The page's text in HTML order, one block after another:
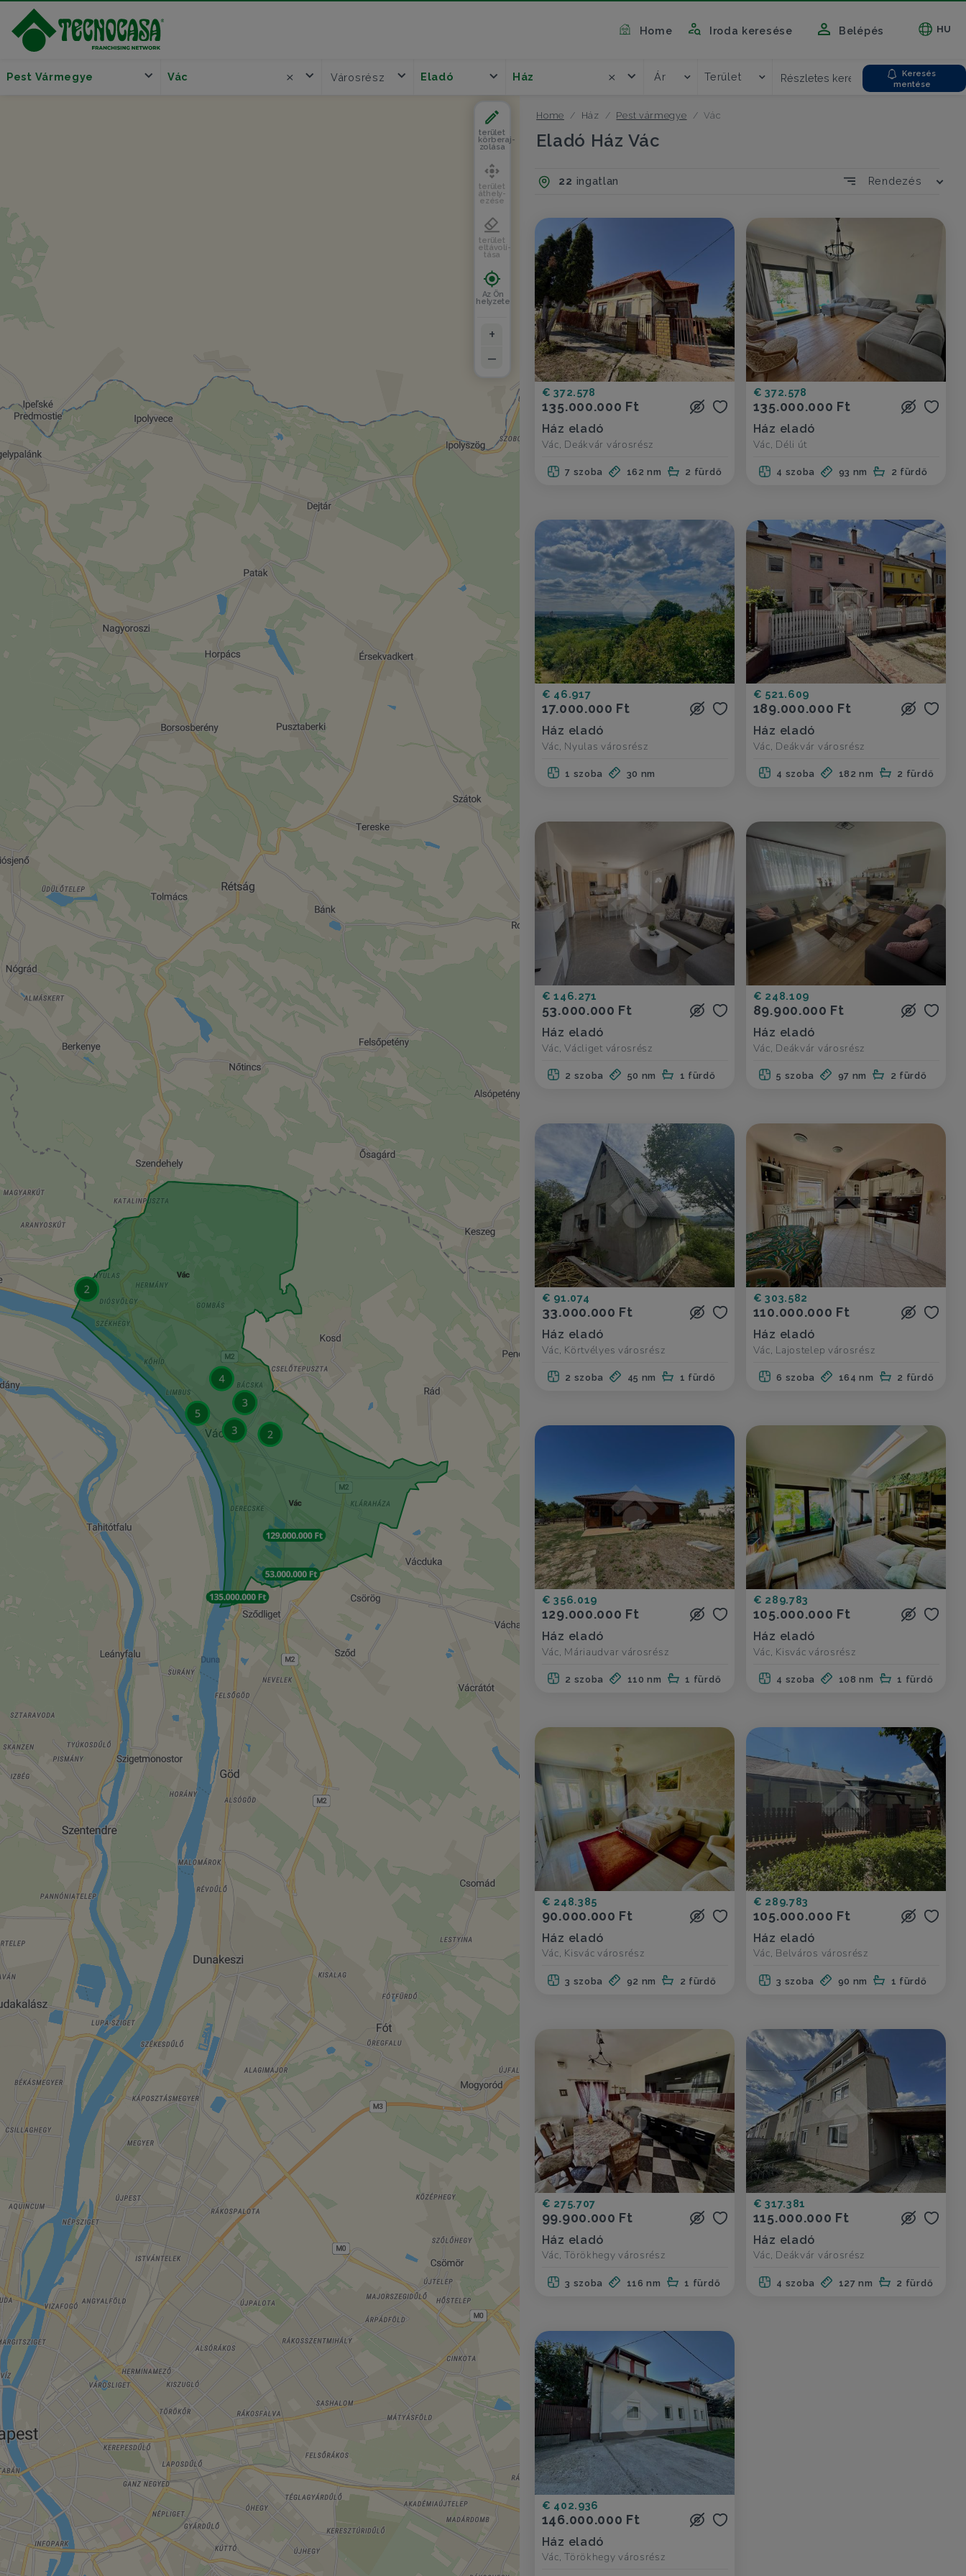
Home Iroda keresése Belépés HU
Pest Vármegye Vác Városrész Eladó Ház Ár Terület Részletes kereső
mentése
Home Ház Pest vármegye Vác
Eladó Ház Vác
22 ingatlan Rendezés
€ 372.578
135.000.000 Ft
Ház eladó
Vác, Deákvár városrész
7 szoba 162 nm 2 fürdő
€ 372.578
135.000.000 Ft
Ház eladó
Vác, Déli út
4 szoba 93 nm 2 fürdő
€ 46.917
17.000.000 Ft
Ház eladó
Vác, Nyulas városrész
1 szoba 30 nm
€ 521.609
189.000.000 Ft
Ház eladó
Vác, Deákvár városrész
4 szoba 182 nm 2 fürdő
€ 146.271
53.000.000 Ft
Ház eladó
Vác, Václiget városrész
2 szoba 50 nm 1 fürdő
€ 248.109
89.900.000 Ft
Ház eladó
Vác, Deákvár városrész
5 szoba 97 nm 2 fürdő
€ 91.074
33.000.000 Ft
Ház eladó
Vác, Körtvélyes városrész
2 szoba 45 nm 1 fürdő
€ 303.582
110.000.000 Ft
Ház eladó
Vác, Lajostelep városrész
6 szoba 164 nm 2 fürdő
€ 356.019
129.000.000 Ft
Ház eladó
Vác, Máriaudvar városrész
2 szoba 110 nm 1 fürdő
€ 289.783
105.000.000 Ft
Ház eladó
Vác, Kisvác városrész
4 szoba 108 nm 1 fürdő
€ 248.385
90.000.000 Ft
Ház eladó
Vác, Kisvác városrész
3 szoba 92 nm 2 fürdő
€ 289.783
105.000.000 Ft
Ház eladó
Vác, Belváros városrész
3 szoba 90 nm 1 fürdő
€ 275.707
99.900.000 Ft
Ház eladó
Vác, Törökhegy városrész
3 szoba 116 nm 1 fürdő
€ 317.381
115.000.000 Ft
Ház eladó
Vác, Deákvár városrész
4 szoba 127 nm 2 fürdő
€ 402.936
146.000.000 Ft
Ház eladó
Vác, Törökhegy városrész
terület
körberaj-
zolása
terület
áthely-
ezése
terület
eltávolí-
tása
Az Ön
helyzete
+
–